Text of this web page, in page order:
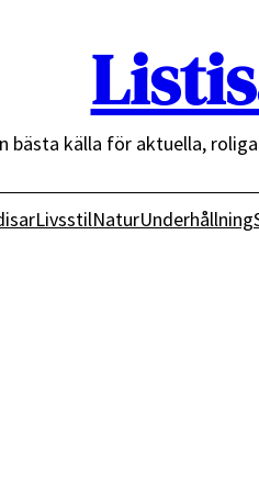
bästa källa för aktuella,
LivsstilNaturUnderhållning